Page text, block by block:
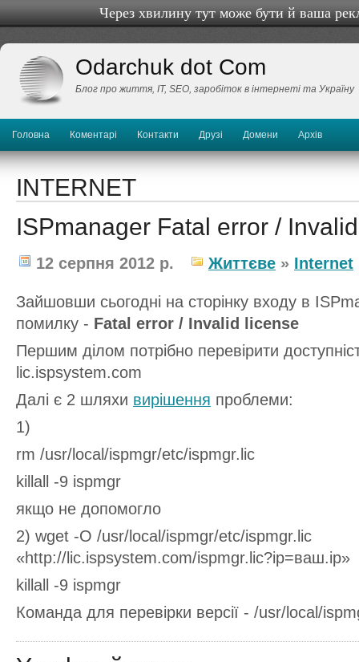
Через хвилину тут може бути й ваша
Odarchuk dot Com
Блог про життя, IТ, SEO, заробіток в інтернеті та Україну
Головна Коментарі Контакти Друзі Домени Архів
INTERNET
ISPmanager Fatal error /
12 серпня 2012 р. Життєве » Internet
Зайшовши сьогодні на сторінку входу в
помилку - Fatal error / Invalid license
Першим ділом потрібно перевірити
lic.ispsystem.com
Далі є 2 шляхи вирішення проблеми:
1)
rm /usr/local/ispmgr/etc/ispmgr.lic
killall -9 ispmgr
якщо не допомогло
2) wget -O /usr/local/ispmgr/etc/ispmgr.lic
«http://lic.ispsystem.com/ispmgr.lic?ip=ваш.ip»
killall -9 ispmgr
Команда для перевірки версії - /usr/local/